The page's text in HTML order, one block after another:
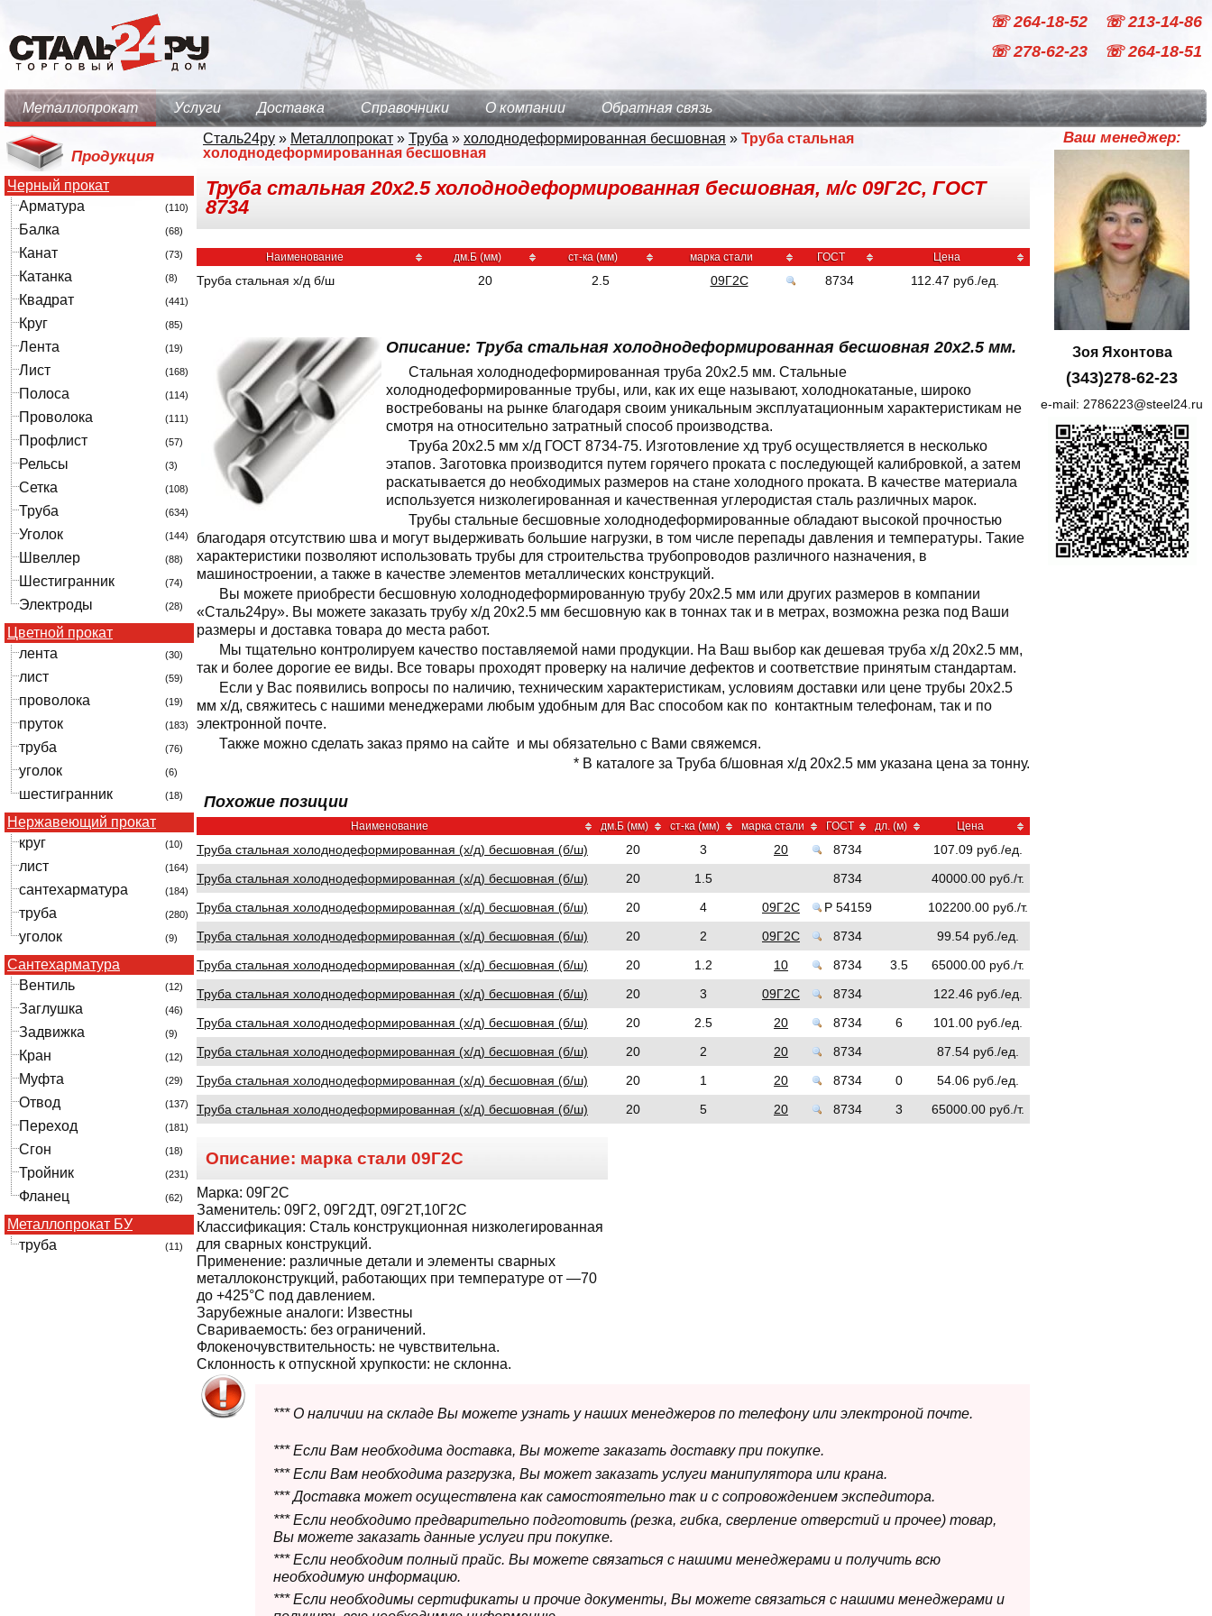
☏ 264-18-52
☏ 213-14-86
☏ 278-62-23
☏ 264-18-51
Металлопрокат Услуги Доставка Справочники О компании Обратная связь
Продукция
Черный прокат
Арматура
(110)
Балка (68)
Канат (73)
Катанка (8)
Квадрат (441)
Круг (85)
Лента (19)
Лист (168)
Полоса (114)
Проволока (111)
Профлист (57)
Рельсы (3)
Сетка (108)
Труба (634)
Уголок (144)
Швеллер (88)
Шестигранник (74)
Электроды (28)
Цветной прокат
лента
(30)
лист (59)
проволока (19)
пруток (183)
труба (76)
уголок (6)
шестигранник (18)
Нержавеющий прокат
круг
(10)
лист (164)
сантехарматура (184)
труба (280)
уголок (9)
Сантехарматура
Вентиль
(12)
Заглушка (46)
Задвижка (9)
Кран (12)
Муфта (29)
Отвод (137)
Переход (181)
Сгон (18)
Тройник (231)
Фланец (62)
Металлопрокат БУ
труба
(11)
Сталь24ру » Металлопрокат » Труба » холоднодеформированная бесшовная » Труба стальная
холоднодеформированная бесшовная
Труба стальная 20х2.5 холоднодеформированная бесшовная, м/с 09Г2С, ГОСТ
8734
Наименование дм.Б (мм) ст-ка (мм) марка стали ГОСТ Цена
Труба стальная х/д б/ш 20 2.5 09Г2С 8734 112.47 руб./ед.
Описание: Труба стальная холоднодеформированная бесшовная 20x2.5 мм.
Стальная холоднодеформированная труба 20x2.5 мм. Стальные
холоднодеформированные трубы, или, как их еще называют, холоднокатаные, широко
востребованы на рынке благодаря своим уникальным эксплуатационным характеристикам не
смотря на относительно затратный способ производства.
Труба 20x2.5 мм х/д ГОСТ 8734-75. Изготовление хд труб осуществляется в несколько
этапов. Заготовка производится путем горячего проката с последующей калибровкой, а затем
раскатывается до необходимых размеров на стане холодного проката. В качестве материала
используется низколегированная и качественная углеродистая сталь различных марок.
Трубы стальные бесшовные холоднодеформированные обладают высокой прочностью
благодаря отсутствию шва и могут выдерживать большие нагрузки, в том числе перепады давления и температуры. Такие
характеристики позволяют использовать трубы для строительства трубопроводов различного назначения, в
машиностроении, а также в качестве элементов металлических конструкций.
Вы можете приобрести бесшовную холоднодеформированную трубу 20x2.5 мм или других размеров в компании
«Сталь24ру». Вы можете заказать трубу х/д 20x2.5 мм бесшовную как в тоннах так и в метрах, возможна резка под Ваши
размеры и доставка товара до места работ.
Мы тщательно контролируем качество поставляемой нами продукции. На Ваш выбор как дешевая труба х/д 20x2.5 мм,
так и более дорогие ее виды. Все товары проходят проверку на наличие дефектов и соответствие принятым стандартам.
Если у Вас появились вопросы по наличию, техническим характеристикам, условиям доставки или цене трубы 20x2.5
мм х/д, свяжитесь с нашими менеджерами любым удобным для Вас способом как по контактным телефонам, так и по
электронной почте.
Также можно сделать заказ прямо на сайте и мы обязательно с Вами свяжемся.
* В каталоге за Труба б/шовная х/д 20x2.5 мм указана цена за тонну.
Похожие позиции
Наименование дм.Б (мм) ст-ка (мм) марка стали ГОСТ дл. (м) Цена
Труба стальная холоднодеформированная (х/д) бесшовная (б/ш) 20 3 20 8734
107.09 руб./ед.
Труба стальная холоднодеформированная (х/д) бесшовная (б/ш)
20 1.5 8734
40000.00 руб./т.
Труба стальная холоднодеформированная (х/д) бесшовная (б/ш)
20 4 09Г2С Р 54159
102200.00 руб./т.
Труба стальная холоднодеформированная (х/д) бесшовная (б/ш)
20 2 09Г2С 8734
99.54 руб./ед.
Труба стальная холоднодеформированная (х/д) бесшовная (б/ш)
20 1.2 10 8734 3.5
65000.00 руб./т.
Труба стальная холоднодеформированная (х/д) бесшовная (б/ш)
20 3 09Г2С 8734
122.46 руб./ед.
Труба стальная холоднодеформированная (х/д) бесшовная (б/ш)
20 2.5 20 8734 6
101.00 руб./ед.
Труба стальная холоднодеформированная (х/д) бесшовная (б/ш)
20 2 20 8734
87.54 руб./ед.
Труба стальная холоднодеформированная (х/д) бесшовная (б/ш)
20 1 20 8734 0
54.06 руб./ед.
Труба стальная холоднодеформированная (х/д) бесшовная (б/ш)
20 5 20 8734 3 65000.00 руб./т.
Описание: марка стали 09Г2С
Марка: 09Г2С
Заменитель: 09Г2, 09Г2ДТ, 09Г2Т,10Г2С
Классификация: Сталь конструкционная низколегированная
для сварных конструкций.
Применение: различные детали и элементы сварных
металлоконструкций, работающих при температуре от —70
до +425°С под давлением.
Зарубежные аналоги: Известны
Свариваемость: без ограничений.
Флокеночувствительность: не чувствительна.
Склонность к отпускной хрупкости: не склонна.
*** О наличии на складе Вы можете узнать у наших менеджеров по телефону или электроной почте.
*** Если Вам необходима доставка, Вы можете заказать доставку при покупке.
*** Если Вам необходима разгрузка, Вы может заказать услуги манипулятора или крана.
*** Доставка может осуществлена как самостоятельно так и с сопровождением экспедитора.
*** Если необходимо предварительно подготовить (резка, гибка, сверление отверстий и прочее) товар,
Вы можете заказать данные услуги при покупке.
*** Если необходим полный прайс. Вы можете связаться с нашими менеджерами и получить всю
необходимую информацию.
*** Если необходимы сертификаты и прочие документы, Вы можете связаться с нашими менеджерами и
Ваш менеджер:
Зоя Яхонтова
(343)278-62-23
e-mail: 2786223@steel24.ru